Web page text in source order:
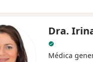
Dra.
Médica